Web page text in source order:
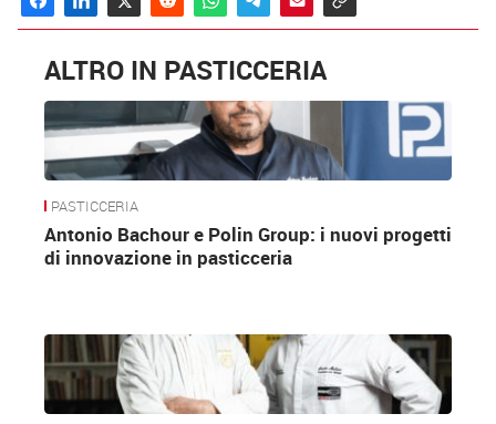
ALTRO IN PASTICCERIA
PASTICCERIA
Antonio Bachour e Polin Group: i nuovi progetti
di innovazione in pasticceria